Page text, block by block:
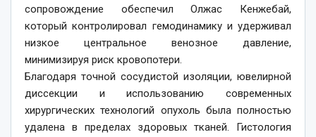
сопровождение обеспечил Олжас Кенжебай,
который контролировал гемодинамику и удерживал
низкое центральное венозное давление,
минимизируя риск кровопотери.
Благодаря точной сосудистой изоляции, ювелирной
диссекции и использованию современных
хирургических технологий опухоль была полностью
удалена в пределах здоровых тканей. Гистология